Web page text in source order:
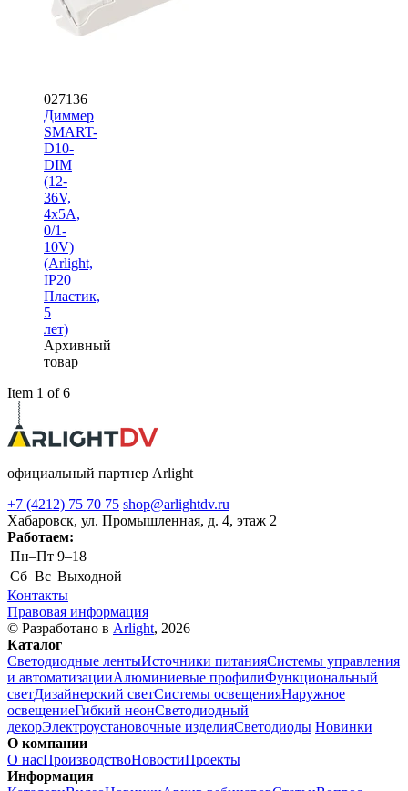
027136
Диммер
SMART-
D10-
DIM
(12-
36V,
4x5A,
0/1-
10V)
(Arlight,
IP20
Пластик,
5
лет)
Архивный
товар
Item 1 of 6
официальный партнер Arlight
+7 (4212) 75 70 75 shop@arlightdv.ru
Хабаровск, ул. Промышленная, д. 4, этаж 2
Работаем:
Пн–Пт 9–18
Cб–Вс Выходной
Контакты
Правовая информация
© Разработано в Arlight, 2026
Каталог
Светодиодные лентыИсточники питанияСистемы управления
и автоматизацииАлюминиевые профилиФункциональный
светДизайнерский светСистемы освещенияНаружное
освещениеГибкий неонСветодиодный
декорЭлектроустановочные изделияСветодиоды Новинки
О компании
О насПроизводствоНовостиПроекты
Информация